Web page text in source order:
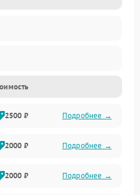
2500 ₽ Подробнее →
2000 ₽ Подробнее →
2000 ₽ Подробнее →